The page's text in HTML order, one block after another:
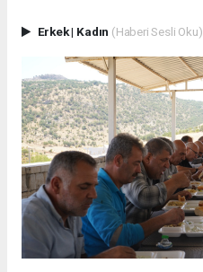
Erkek| Kadın (Haberi Sesli Oku)